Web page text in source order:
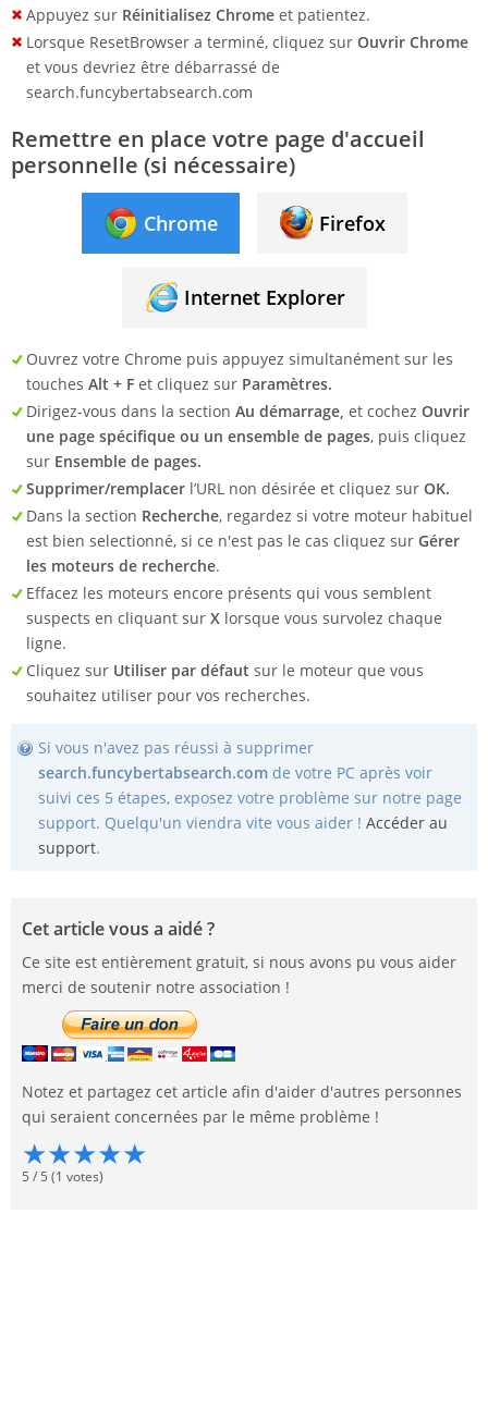
Appuyez sur Réinitialisez Chrome et patientez.
Lorsque ResetBrowser a terminé, cliquez sur Ouvrir Chrome
et vous devriez être débarrassé de
search.funcybertabsearch.com
Remettre en place votre page d'accueil
personnelle (si nécessaire)
Chrome Firefox
Internet Explorer
Ouvrez votre Chrome puis appuyez simultanément sur les
touches Alt + F et cliquez sur Paramètres.
Dirigez-vous dans la section Au démarrage, et cochez Ouvrir
une page spécifique ou un ensemble de pages, puis cliquez
sur Ensemble de pages.
Supprimer/remplacer l’URL non désirée et cliquez sur OK.
Dans la section Recherche, regardez si votre moteur habituel
est bien selectionné, si ce n'est pas le cas cliquez sur Gérer
les moteurs de recherche.
Effacez les moteurs encore présents qui vous semblent
suspects en cliquant sur X lorsque vous survolez chaque
ligne.
Cliquez sur Utiliser par défaut sur le moteur que vous
souhaitez utiliser pour vos recherches.
Si vous n'avez pas réussi à supprimer
search.funcybertabsearch.com de votre PC après voir
suivi ces 5 étapes, exposez votre problème sur notre page
support. Quelqu'un viendra vite vous aider ! Accéder au
support.
Cet article vous a aidé ?
Ce site est entièrement gratuit, si nous avons pu vous aider
merci de soutenir notre association !
Notez et partagez cet article afin d'aider d'autres personnes
qui seraient concernées par le même problème !
★★★★★
5 / 5 (1 votes)